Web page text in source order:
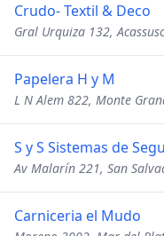
Crudo- Textil & Deco
Gral Urquiza 132,
Papelera H y M
L N Alem 822, Monte
S y S Sistemas de
Av Malarín 221, San
Carniceria el Mudo